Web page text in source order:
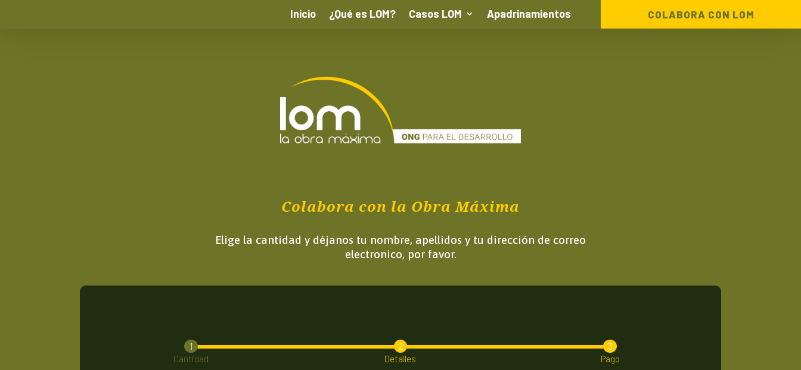
Inicio ¿Qué es LOM? Casos LOM Apadrinamientos COLABORA CON LOM
Colabora con la Obra Máxima
Elige la cantidad y déjanos tu nombre, apellidos y tu dirección de correo
electronico, por favor.
Cantidad Detalles Pago